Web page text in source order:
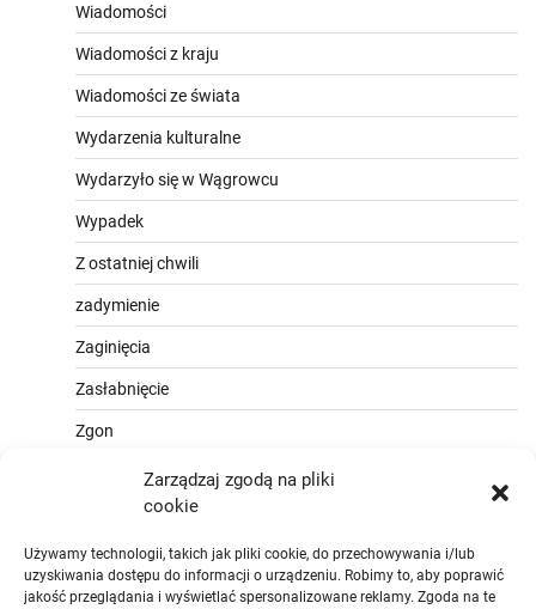
Zarządzaj zgodą na pliki
cookie
Używamy technologii, takich jak pliki cookie, do przechowywania i/lub
uzyskiwania dostępu do informacji o urządzeniu. Robimy to, aby poprawić
jakość przeglądania i wyświetlać spersonalizowane reklamy. Zgoda na te
Wiadomości
Wiadomości z kraju
Wiadomości ze świata
Wydarzenia kulturalne
Wydarzyło się w Wągrowcu
Wypadek
Z ostatniej chwili
zadymienie
Zaginięcia
Zasłabnięcie
Zgon